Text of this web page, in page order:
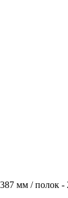
мм / полок -